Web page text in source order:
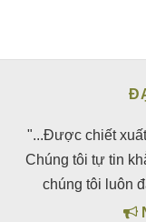
"...Được chiết
Chúng tôi tự tin
chúng tôi luôn